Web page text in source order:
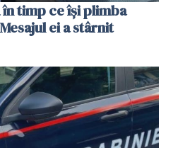
timp ce își plimba
ei a stârnit